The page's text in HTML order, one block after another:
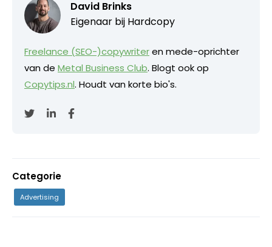
David Brinks
Eigenaar bij Hardcopy
Freelance (SEO-)copywriteren mede-oprichter
van de Metal Business Club. Blogt ook op
Copytips.nl. Houdt van korte bio's.
Categorie
Advertising